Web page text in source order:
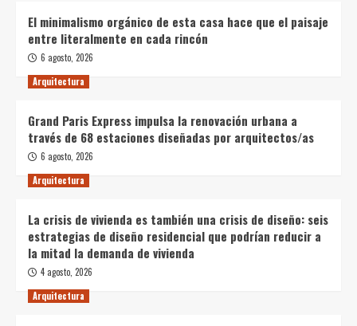
El minimalismo orgánico de esta casa hace que el paisaje
entre literalmente en cada rincón
6 agosto, 2026
Arquitectura
Grand Paris Express impulsa la renovación urbana a
través de 68 estaciones diseñadas por arquitectos/as
6 agosto, 2026
Arquitectura
La crisis de vivienda es también una crisis de diseño: seis
estrategias de diseño residencial que podrían reducir a
la mitad la demanda de vivienda
4 agosto, 2026
Arquitectura